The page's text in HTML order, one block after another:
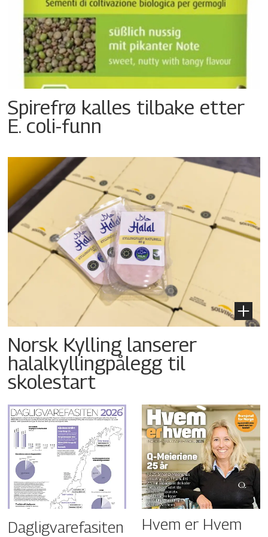
Spirefrø kalles tilbake etter
E. coli-funn
Norsk Kylling lanserer
halalkyllingpålegg til
skolestart
Dagligvarefasiten Hvem er Hvem